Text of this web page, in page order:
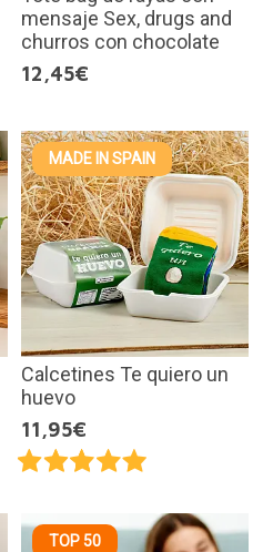
mensaje Sex, drugs and
churros con chocolate
12,45€
MADE IN SPAIN
Calcetines Te quiero un
huevo
11,95€
TOP 50